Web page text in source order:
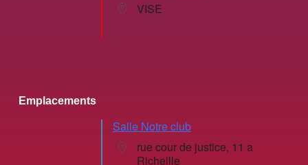
VISE
Emplacements
Salle Notre club
rue cour de justice, 11 a
Richellle